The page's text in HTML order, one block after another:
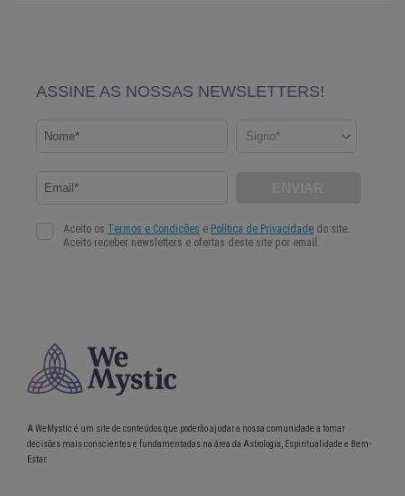
A WeMystic é um site de conteúdos que poderão ajudar a nossa comunidade a tomar
decisões mais conscientes e fundamentadas na área da Astrologia, Espiritualidade e Bem-
Estar.